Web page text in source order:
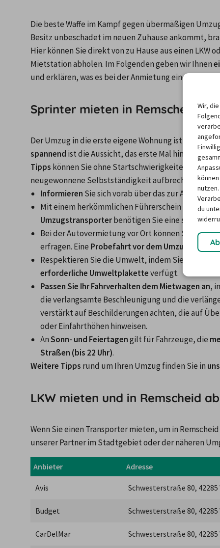
Die beste Waffe im Kampf gegen übermäßigen
Besitz unbeschadet im neuen Zuhause ankommt,
Hier können Sie direkt von zu Hause aus einen LKW
Mietstation abholen. Im Folgenden geben wir Ihnen
und erklären, was es bei der Anmietung eines
Sprinter mieten in Remscheid -
spannend ist die Aussicht, das erste Mal hinter dem
Tipps können Sie ohne Startschwierigkeiten einen
neugewonnene Selbstständigkeit aufbrechen.
Informieren Sie sich vorab über das zur Anmietung
Mit einem herkömmlichen Führerschein dürfen
Umzugstransporter benötigen Sie eine spezielle
Bei der Autovermietung vor Ort können Sie
erfragen. Eine Probefahrt vor dem Umzugstag
erforderliche Umweltplakette verfügt.
Passen Sie Ihr Fahrverhalten dem Mietwagen an,
die verlangsamte Beschleunigung und die
verstärkt auf Beschilderungen achten, die auf
oder Einfahrthöhen hinweisen.
An Sonn- und Feiertagen gilt für Fahrzeuge, die
Straßen (bis 22 Uhr).
Weitere Tipps rund um Ihren Umzug finden Sie in
LKW mieten und in Remscheid
Wenn Sie einen Transporter mieten, um in
unserer Partner im Stadtgebiet oder der näheren
Anbieter Adresse
Avis Schwesterstraße 80,
Budget Schwesterstraße 80,
CarDelMar Schwesterstraße 80,
Wir,
du